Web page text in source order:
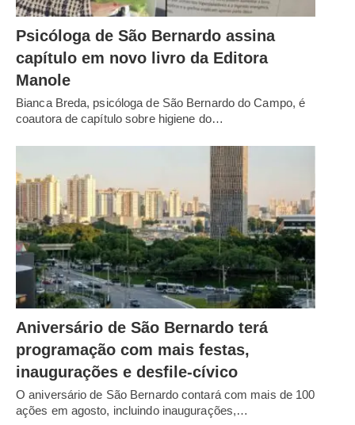
Psicóloga de São Bernardo assina
capítulo em novo livro da Editora
Manole
Bianca Breda, psicóloga de São Bernardo do Campo, é
coautora de capítulo sobre higiene do…
Aniversário de São Bernardo terá
programação com mais festas,
inaugurações e desfile-cívico
O aniversário de São Bernardo contará com mais de 100
ações em agosto, incluindo inaugurações,…